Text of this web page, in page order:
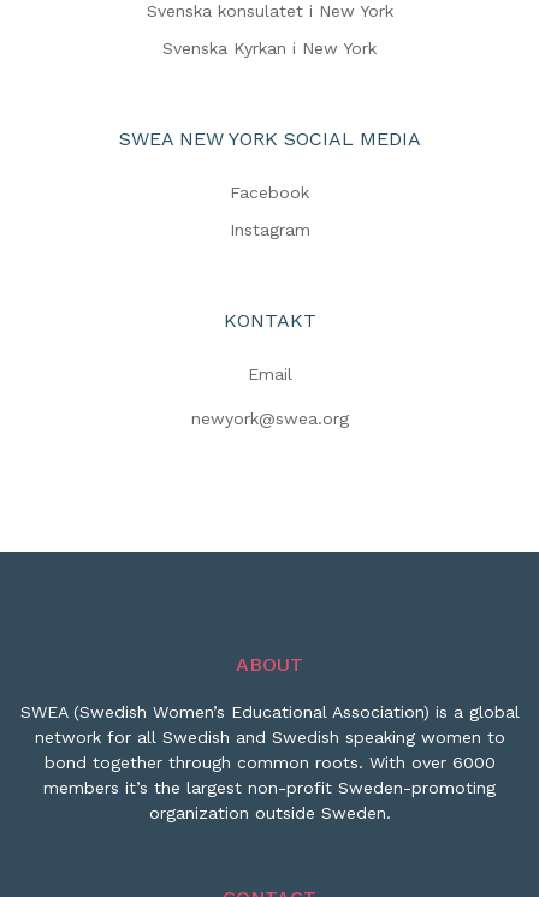
Svenska konsulatet i New York
Svenska Kyrkan i New York
SWEA NEW YORK SOCIAL MEDIA
Facebook
Instagram
KONTAKT
Email
newyork@swea.org
ABOUT
SWEA (Swedish Women’s Educational Association) is a global
network for all Swedish and Swedish speaking women to
bond together through common roots. With over 6000
members it’s the largest non-profit Sweden-promoting
organization outside Sweden.